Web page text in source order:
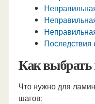
Как выбрать
Что нужно для
шагов: